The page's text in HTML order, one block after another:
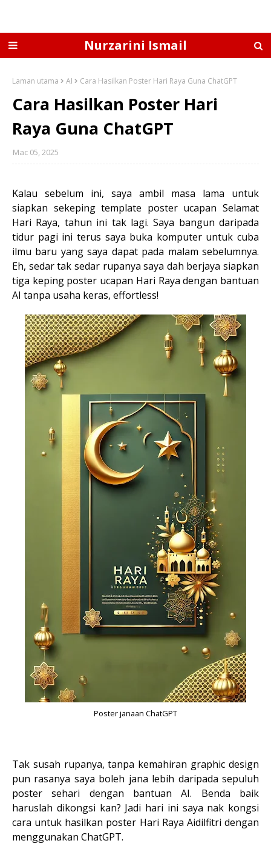
Nurzarini Ismail
Laman utama AI Cara Hasilkan Poster Hari Raya Guna ChatGPT
Cara Hasilkan Poster Hari
Raya Guna ChatGPT
Mac 05, 2025
Kalau sebelum ini, saya ambil masa lama untuk
siapkan sekeping template poster ucapan Selamat
Hari Raya, tahun ini tak lagi. Saya bangun daripada
tidur pagi ini terus saya buka komputer untuk cuba
ilmu baru yang saya dapat pada malam sebelumnya.
Eh, sedar tak sedar rupanya saya dah berjaya siapkan
tiga keping poster ucapan Hari Raya dengan bantuan
AI tanpa usaha keras, effortless!
Poster janaan ChatGPT
Tak susah rupanya, tanpa kemahiran graphic design
pun rasanya saya boleh jana lebih daripada sepuluh
poster sehari dengan bantuan AI. Benda baik
haruslah dikongsi kan? Jadi hari ini saya nak kongsi
cara untuk hasilkan poster Hari Raya Aidilfitri dengan
menggunakan ChatGPT.